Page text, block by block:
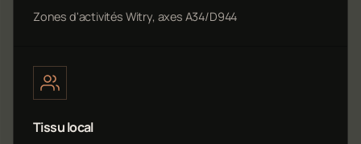
Zones d'activités Witry, axes A34/D944
Tissu local